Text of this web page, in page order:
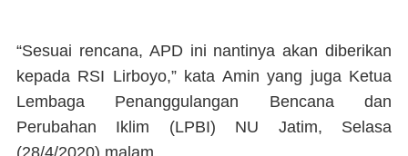
“Sesuai rencana, APD ini nantinya akan diberikan
kepada RSI Lirboyo,” kata Amin yang juga Ketua
Lembaga Penanggulangan Bencana dan
Perubahan Iklim (LPBI) NU Jatim, Selasa